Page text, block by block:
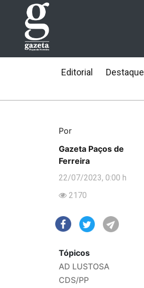
Editorial Destaque
Por
Gazeta Paços de
Ferreira
22/07/2023, 0:00 h
2170
Tópicos
AD LUSTOSA
CDS/PP